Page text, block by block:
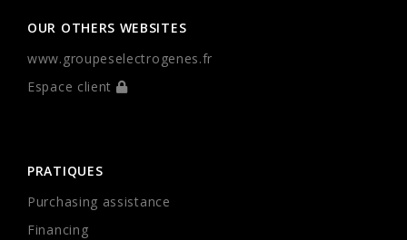
OUR OTHERS WEBSITES
www.groupeselectrogenes.fr
Espace client
PRATIQUES
Purchasing assistance
Financing